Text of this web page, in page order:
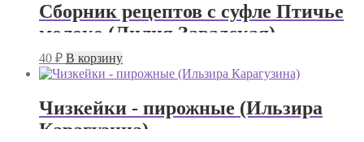
Сборник рецептов с суфле Птичье
молоко (Лилия Завадская)
40 ₽ В корзину
Чизкейки - пирожные (Ильзира
Карагузина)